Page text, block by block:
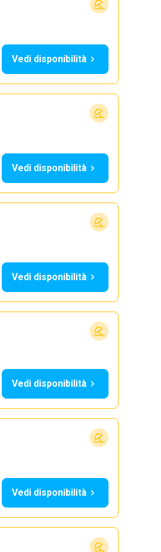
Vedi disponibilità
Vedi disponibilità
Vedi disponibilità
Vedi disponibilità
Vedi disponibilità